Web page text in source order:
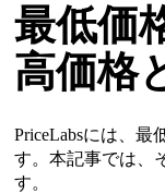
最低価
高価格
PriceLabsには、 最
す。本記事では、
す。